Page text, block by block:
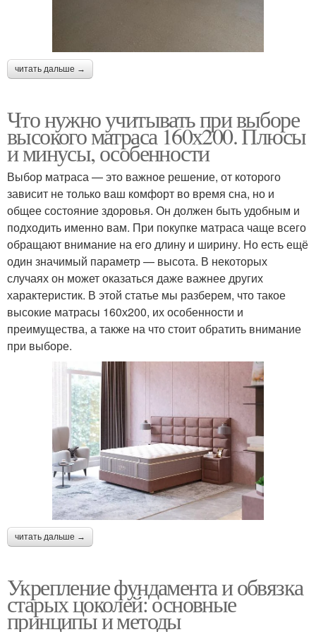
читать дальше →
Что нужно учитывать при выборе
высокого матраса 160х200. Плюсы
и минусы, особенности
Выбор матраса — это важное решение, от которого
зависит не только ваш комфорт во время сна, но и
общее состояние здоровья. Он должен быть удобным и
подходить именно вам. При покупке матраса чаще всего
обращают внимание на его длину и ширину. Но есть ещё
один значимый параметр — высота. В некоторых
случаях он может оказаться даже важнее других
характеристик. В этой статье мы разберем, что такое
высокие матрасы 160х200, их особенности и
преимущества, а также на что стоит обратить внимание
при выборе.
читать дальше →
Укрепление фундамента и обвязка
старых цоколей: основные
принципы и методы